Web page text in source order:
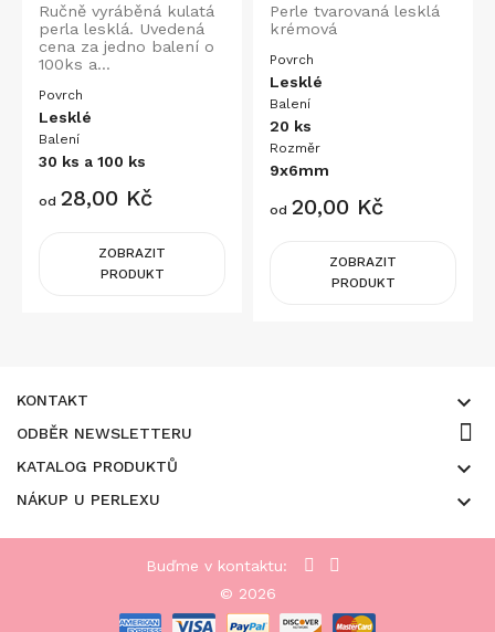
Ručně vyráběná kulatá
perla lesklá. Uvedená
cena za jedno balení o
100ks a...
Povrch
Lesklé
Balení
30 ks a 100 ks
Cena
od 28,00 Kč
ZOBRAZIT
PRODUKT
Perle tvarovaná lesklá
krémová
Povrch
Lesklé
Balení
20 ks
Rozměr
9x6mm
Cena
od 20,00 Kč
ZOBRAZIT
PRODUKT
KONTAKT 
ODBĚR NEWSLETTERU
KATALOG PRODUKTŮ

NÁKUP U PERLEXU 
Buďme v kontaktu:
© 2026